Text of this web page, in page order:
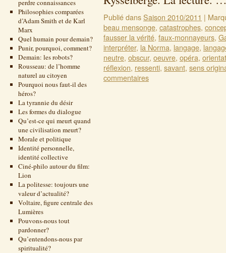
perdre connaissances
Philosophies comparées
d’Adam Smith et de Karl
Marx
Quel humain pour demain?
Punir, pourquoi, comment?
Demain: les robots?
Rousseau: de l’homme
naturel au citoyen
Pourquoi nous faut-il des
héros?
La tyrannie du désir
Les formes du dialogue
Qu’est-ce qui meurt quand
une civilisation meurt?
Morale et politique
Identité personnelle,
identité collective
Ciné-philo autour du film:
Lion
La politesse: toujours une
valeur d’actualité?
Voltaire, figure centrale des
Lumières
Pouvons-nous tout
pardonner?
Qu’entendons-nous par
spiritualité?
Publié dansSaison 2010/2011 |
beau mensonge, catastrophes,
fausser la vérité, faux-monnayeurs,
interpréter, la Norma, langage,
neutre, obscur, oeuvre, opéra,
réflexion, ressenti, savant, sens
commentaires